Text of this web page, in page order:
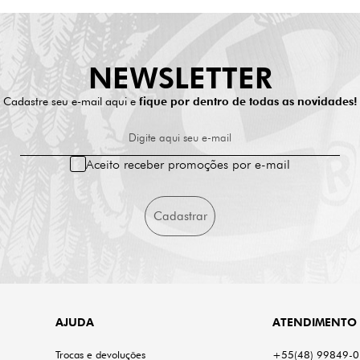
NEWSLETTER
Cadastre seu e-mail aqui e fique por dentro de todas as novidades!
Digite aqui seu e-mail
Cadastrar
Aceito receber promoções por e-mail
AJUDA
Trocas e devoluções
ATENDIMENTO
+55(48) 99849-